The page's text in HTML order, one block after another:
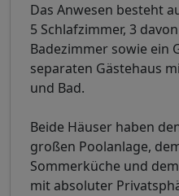
Das Anwesen besteht
5 Schlafzimmer, 3
Badezimmer sowie ein
separaten Gästehaus
und Bad.
Beide Häuser haben
großen Poolanlage,
Sommerküche und
mit absoluter